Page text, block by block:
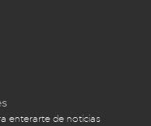
enterarte de noticias